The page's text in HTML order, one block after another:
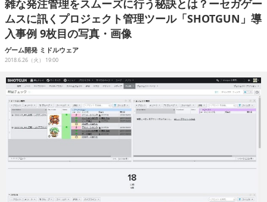
人材育成
産業政策
イベント/セミナー
eスポーツ
雑な発注管理をスムーズに行う秘訣とは？ーセガゲー
ムスに訊くプロジェクト管理ツール「SHOTGUN」導
入事例 9枚目の写真・画像
ゲーム開発 ミドルウェア
2018.6.26（火） 19:00